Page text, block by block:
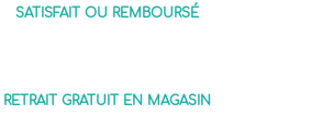
SATISFAIT OU REMBOURSÉ
RETRAIT GRATUIT EN MAGASIN